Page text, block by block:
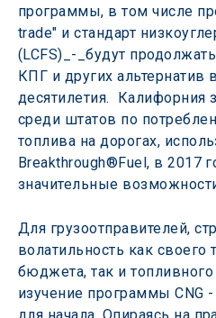
программы, в том числе
trade" и стандарт
(LCFS)_-_будут
КПГ и других альтернатив
десятилетия.  Калифорния
среди штатов по
топлива на дорогах,
Breakthrough®Fuel, в 2017
значительные
Для грузоотправителей,
волатильность как своего
бюджета, так и топливного
изучение программы CNG